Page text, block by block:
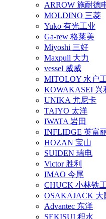
ARROW 施耐德
MOLDINO 三菱
Yuko 有光工业
Ga-rew 格莱美
Miyoshi 三好
Maxpull 大力
vessel 威威
MITOLOY 水户
KOWAKASEI 兴
UNIKA 尤尼卡
TAIYO 太洋
IWATA 岩田
INFLIDGE 英富
HOZAN 宝山
SUIDEN 瑞电
Victor 胜利
IMAO 今尾
CHUCK 小林铁
OSAKAJACK 大
Advantec 东洋
SEKISUI 积水